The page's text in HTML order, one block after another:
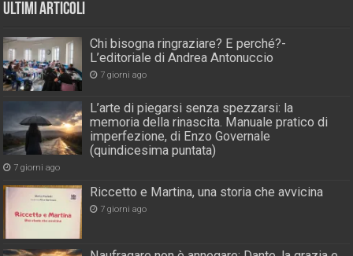
Ultimi Articoli
Chi bisogna ringraziare? E perché?-
L’editoriale di Andrea Antonuccio
7 giorni ago
L’arte di piegarsi senza spezzarsi: la
memoria della rinascita. Manuale pratico di
imperfezione, di Enzo Governale
(quindicesima puntata)
7 giorni ago
Riccetto e Martina, una storia che avvicina
7 giorni ago